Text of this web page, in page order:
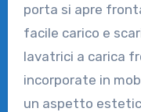
porta si apre
facile carico e
lavatrici a carica
incorporate in
un aspetto